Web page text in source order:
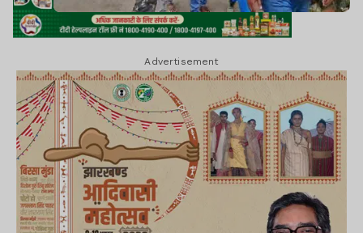
Advertisement